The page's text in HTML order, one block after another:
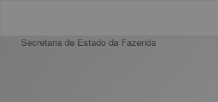
Secretaria de Estado da Fazenda